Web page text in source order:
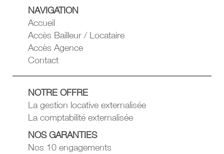
NAVIGATION
Accueil
Accès Bailleur / Locataire
Accès Agence
Contact
NOTRE OFFRE
La gestion locative externalisée
La comptabilité externalisée
NOS GARANTIES
Nos 10 engagements